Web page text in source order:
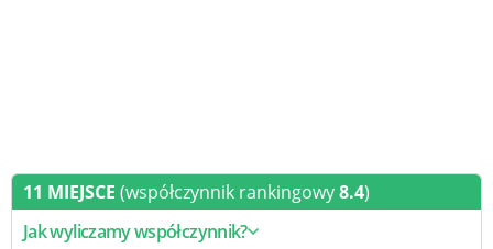
11 MIEJSCE (współczynnik rankingowy8.4)
Jak wyliczamy współczynnik?